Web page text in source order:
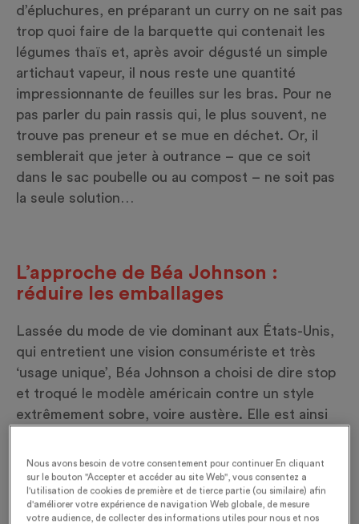
d’épluchures, en préparant un curry on ne sait pas
trop quoi faire de la barquette qui contenait les
légumes thaïs et, après avoir dégusté un simple
artichaut vapeur, il nous reste une quantité
impressionnante de feuilles sur les bras. Pour ne
pas parler du pain rassis qui, le plus souvent, ne
trouve pas preneur et se mue en déchet. Or, il
semblerait que jeter à outrance – que ce soit
dans le sac poubelle ou au compost – ne soit pas
la seule solution…
L’approche de Béa Johnson :
réduire les emballages
Lassée du mode de vie dominant aux États-Unis,
qui entretient une vision consumériste et très
‘usage unique’, Béa Johnson a choisi de dire stop
et troqué le modèle américain contre un style
extrêmement sobre, voire austère. Elle est ainsi
de 240 litres à une poubelle annuelle d’un litre
seulement, réalisant au passage 40% d’économies
dans le budget familial. Avec son livreZéro
déchetfourmillant d’astuces, elle a donné le la et
Nous avons besoin de votre consentement pour continuer En cliquant
sur le bouton "Accepter et accéder au site Web", vous consentez a
l'utilisation de cookies de première et de tierce partie (ou similaire) afin
d'améliorer votre expérience de navigation Web globale, de mesure
votre audience, de collecter des informations utiles pour nous et nos